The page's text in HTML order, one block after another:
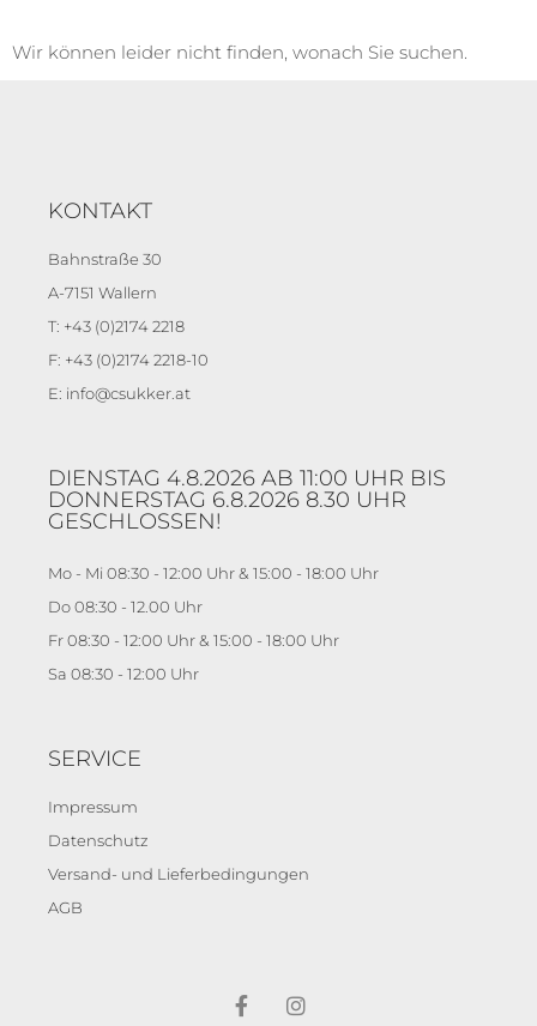
Wir können leider nicht finden, wonach Sie suchen.
KONTAKT
Bahnstraße 30
A-7151 Wallern
T: +43 (0)2174 2218
F: +43 (0)2174 2218-10
E: info@csukker.at
DIENSTAG 4.8.2026 AB 11:00 UHR BIS
DONNERSTAG 6.8.2026 8.30 UHR
GESCHLOSSEN!
Mo - Mi 08:30 - 12:00 Uhr & 15:00 - 18:00 Uhr
Do 08:30 - 12.00 Uhr
Fr 08:30 - 12:00 Uhr & 15:00 - 18:00 Uhr
Sa 08:30 - 12:00 Uhr
SERVICE
Impressum
Datenschutz
Versand- und Lieferbedingungen
AGB